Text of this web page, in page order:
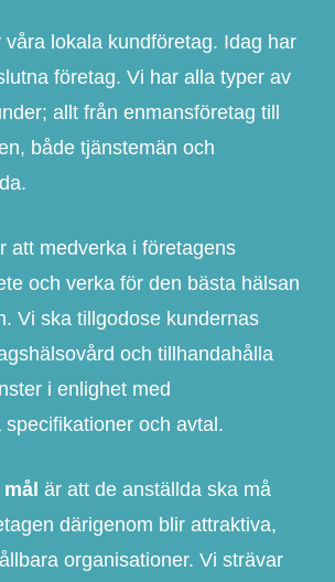
lokala kundföretag. Idag har
företag. Vi har alla typer av
allt från enmansföretag till
både tjänstemän och
att medverka i företagens
och verka för den bästa hälsan
Vi ska tillgodose kundernas
och tillhandahålla
i enlighet med
och avtal.
är att de anställda ska må
därigenom blir attraktiva,
organisationer. Vi strävar